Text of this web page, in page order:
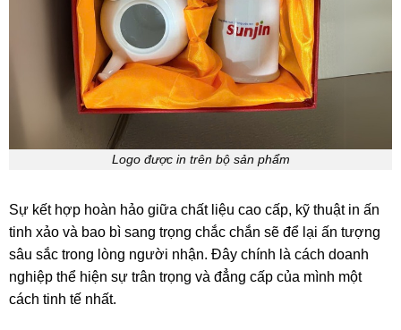
Logo được in trên bộ sản phẩm
Sự kết hợp hoàn hảo giữa chất liệu cao cấp, kỹ thuật in ấn
tinh xảo và bao bì sang trọng chắc chắn sẽ để lại ấn tượng
sâu sắc trong lòng người nhận. Đây chính là cách doanh
nghiệp thể hiện sự trân trọng và đẳng cấp của mình một
cách tinh tế nhất.